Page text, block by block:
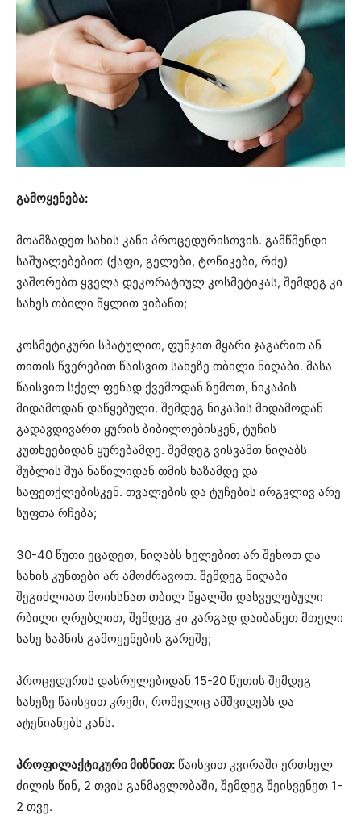
გამოყენება:
მოამზადეთ სახის კანი პროცედურისთვის. გამწმენდი
საშუალებებით (ქაფი, გელები, ტონიკები, რძე)
ვაშორებთ ყველა დეკორატიულ კოსმეტიკას, შემდეგ კი
სახეს თბილი წყლით ვიბანთ;
კოსმეტიკური სპატულით, ფუნჯით მყარი ჯაგარით ან
თითის წვერებით წაისვით სახეზე თბილი ნიღაბი. მასა
წაისვით სქელ ფენად ქვემოდან ზემოთ, ნიკაპის
მიდამოდან დაწყებული. შემდეგ ნიკაპის მიდამოდან
გადავდივართ ყურის ბიბილოებისკენ, ტუჩის
კუთხეებიდან ყურებამდე. შემდეგ ვისვამთ ნიღაბს
შუბლის შუა ნაწილიდან თმის ხაზამდე და
საფეთქლებისკენ. თვალების და ტუჩების ირგვლივ არე
სუფთა რჩება;
30-40 წუთი ეცადეთ, ნიღაბს ხელებით არ შეხოთ და
სახის კუნთები არ ამოძრავოთ. შემდეგ ნიღაბი
შეგიძლიათ მოიხსნათ თბილ წყალში დასველებული
რბილი ღრუბლით, შემდეგ კი კარგად დაიბანეთ მთელი
სახე საპნის გამოყენების გარეშე;
პროცედურის დასრულებიდან 15-20 წუთის შემდეგ
სახეზე წაისვით კრემი, რომელიც ამშვიდებს და
ატენიანებს კანს.
პროფილაქტიკური მიზნით: წაისვით კვირაში ერთხელ
ძილის წინ, 2 თვის განმავლობაში, შემდეგ შეისვენეთ 1-
2 თვე.